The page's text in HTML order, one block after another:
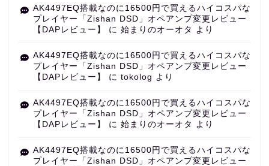
AK4497EQ搭載なのに16500円で買えるハイコスパな
プレイヤー「Zishan DSD」オペアンプ変更レビュー
【DAPレビュー】
に 始まりのオーオタ より
AK4497EQ搭載なのに16500円で買えるハイコスパな
プレイヤー「Zishan DSD」オペアンプ変更レビュー
【DAPレビュー】
に tokolog より
AK4497EQ搭載なのに16500円で買えるハイコスパな
プレイヤー「Zishan DSD」オペアンプ変更レビュー
【DAPレビュー】
に 始まりのオーオタ より
AK4497EQ搭載なのに16500円で買えるハイコスパな
プレイヤー「Zishan DSD」オペアンプ変更レビュー